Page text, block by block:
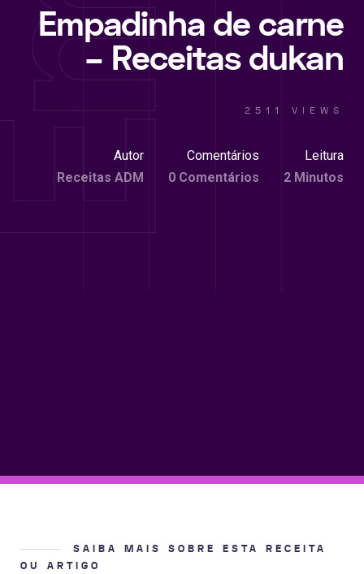
Empadinha de carne
– Receitas dukan
2511 VIEWS
Autor
Receitas ADM
Comentários
0 Comentários
Leitura
2 Minutos
SAIBA MAIS SOBRE ESTA RECEITA
OU ARTIGO